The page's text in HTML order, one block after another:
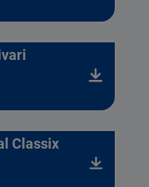
Classix